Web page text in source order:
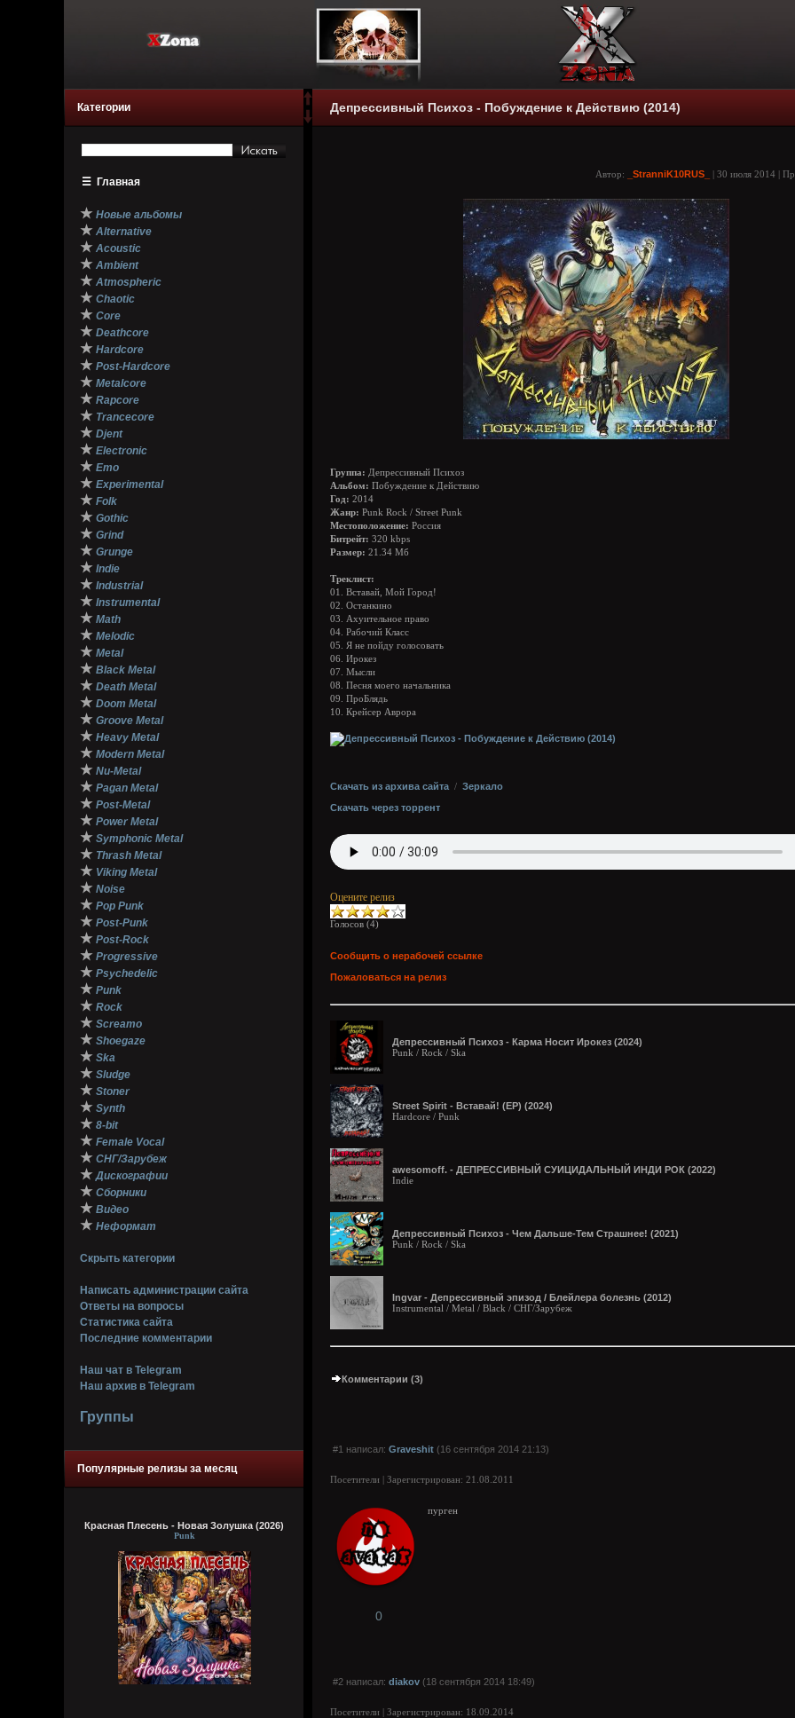
Категории
☰ Главная
★ Новые альбомы
★ Alternative
★ Acoustic
★ Ambient
★ Atmospheric
★ Chaotic
★ Core
★ Deathcore
★ Hardcore
★ Post-Hardcore
★ Metalcore
★ Rapcore
★ Trancecore
★ Djent
★ Electronic
★ Emo
★ Experimental
★ Folk
★ Gothic
★ Grind
★ Grunge
★ Indie
★ Industrial
★ Instrumental
★ Math
★ Melodic
★ Metal
★ Black Metal
★ Death Metal
★ Doom Metal
★ Groove Metal
★ Heavy Metal
★ Modern Metal
★ Nu-Metal
★ Pagan Metal
★ Post-Metal
★ Power Metal
★ Symphonic Metal
★ Thrash Metal
★ Viking Metal
★ Noise
★ Pop Punk
★ Post-Punk
★ Post-Rock
★ Progressive
★ Psychedelic
★ Punk
★ Rock
★ Screamo
★ Shoegaze
★ Ska
★ Sludge
★ Stoner
★ Synth
★ 8-bit
★ Female Vocal
★ СНГ/Зарубеж
★ Дискографии
★ Сборники
★ Видео
★ Неформат
Скрыть категории
Написать администрации сайта
Ответы на вопросы
Статистика сайта
Последние комментарии
Наш чат в Telegram
Наш архив в Telegram
Группы
Популярные релизы за месяц
Красная Плесень - Новая Золушка (2026)
Punk
Депрессивный Психоз - Побуждение к Действию (2014)
Автор: _StranniK10RUS_ | 30 июля 2014 |
Группа: Депрессивный Психоз
Альбом: Побуждение к Действию
Год: 2014
Жанр: Punk Rock / Street Punk
Местоположение: Россия
Битрейт: 320 kbps
Размер: 21.34 Мб
Треклист:
01. Вставай, Мой Город!
02. Останкино
03. Ахуительное право
04. Рабочий Класс
05. Я не пойду голосовать
06. Ирокез
07. Мысли
08. Песня моего начальника
09. ПроБлядь
10. Крейсер Аврора
Скачать из архива сайта / Зеркало
Скачать через торрент
Оцените релиз
Голосов (4)
Сообщить о нерабочей ссылке
Пожаловаться на релиз
Депрессивный Психоз - Карма Носит Ирокез (2024)
Punk / Rock / Ska
Street Spirit - Вставай! (EP) (2024)
Hardcore / Punk
awesomoff. - ДЕПРЕССИВНЫЙ СУИЦИДАЛЬНЫЙ ИНДИ РОК (2022)
Indie
Депрессивный Психоз - Чем Дальше-Тем Страшнее! (2021)
Punk / Rock / Ska
Ingvar - Депрессивный эпизод / Блейлера болезнь (2012)
Instrumental / Metal / Black / СНГ/Зарубеж
Комментарии (3)
#1 написал: Graveshit (16 сентября 2014 21:13)
Посетители | Зарегистрирован: 21.08.2011
пурген
0
#2 написал: diakov (18 сентября 2014 18:49)
Посетители | Зарегистрирован: 18.09.2014